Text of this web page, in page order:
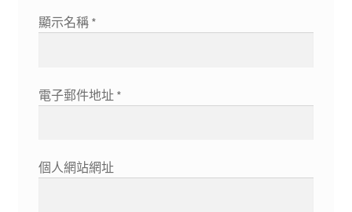
顯示名稱 *
電子郵件地址 *
個人網站網址